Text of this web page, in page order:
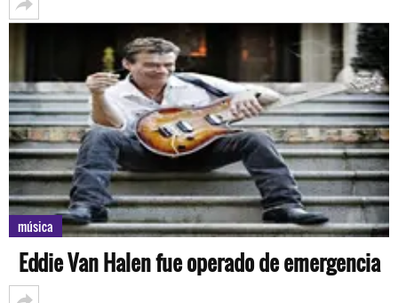
música
Eddie Van Halen fue operado de emergencia